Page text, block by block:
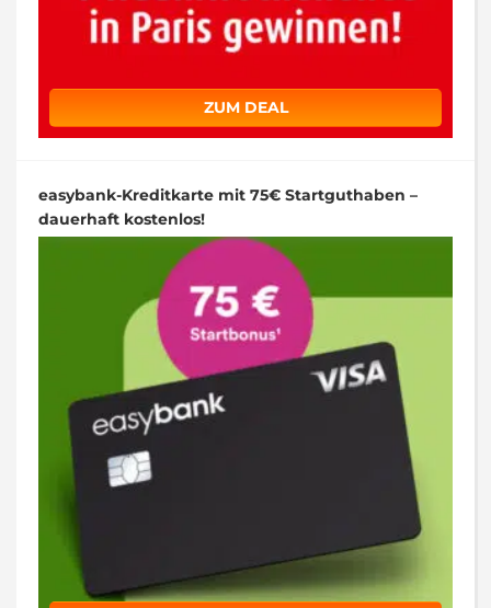
ZUM DEAL
easybank-Kreditkarte mit 75€ Startguthaben –
dauerhaft kostenlos!